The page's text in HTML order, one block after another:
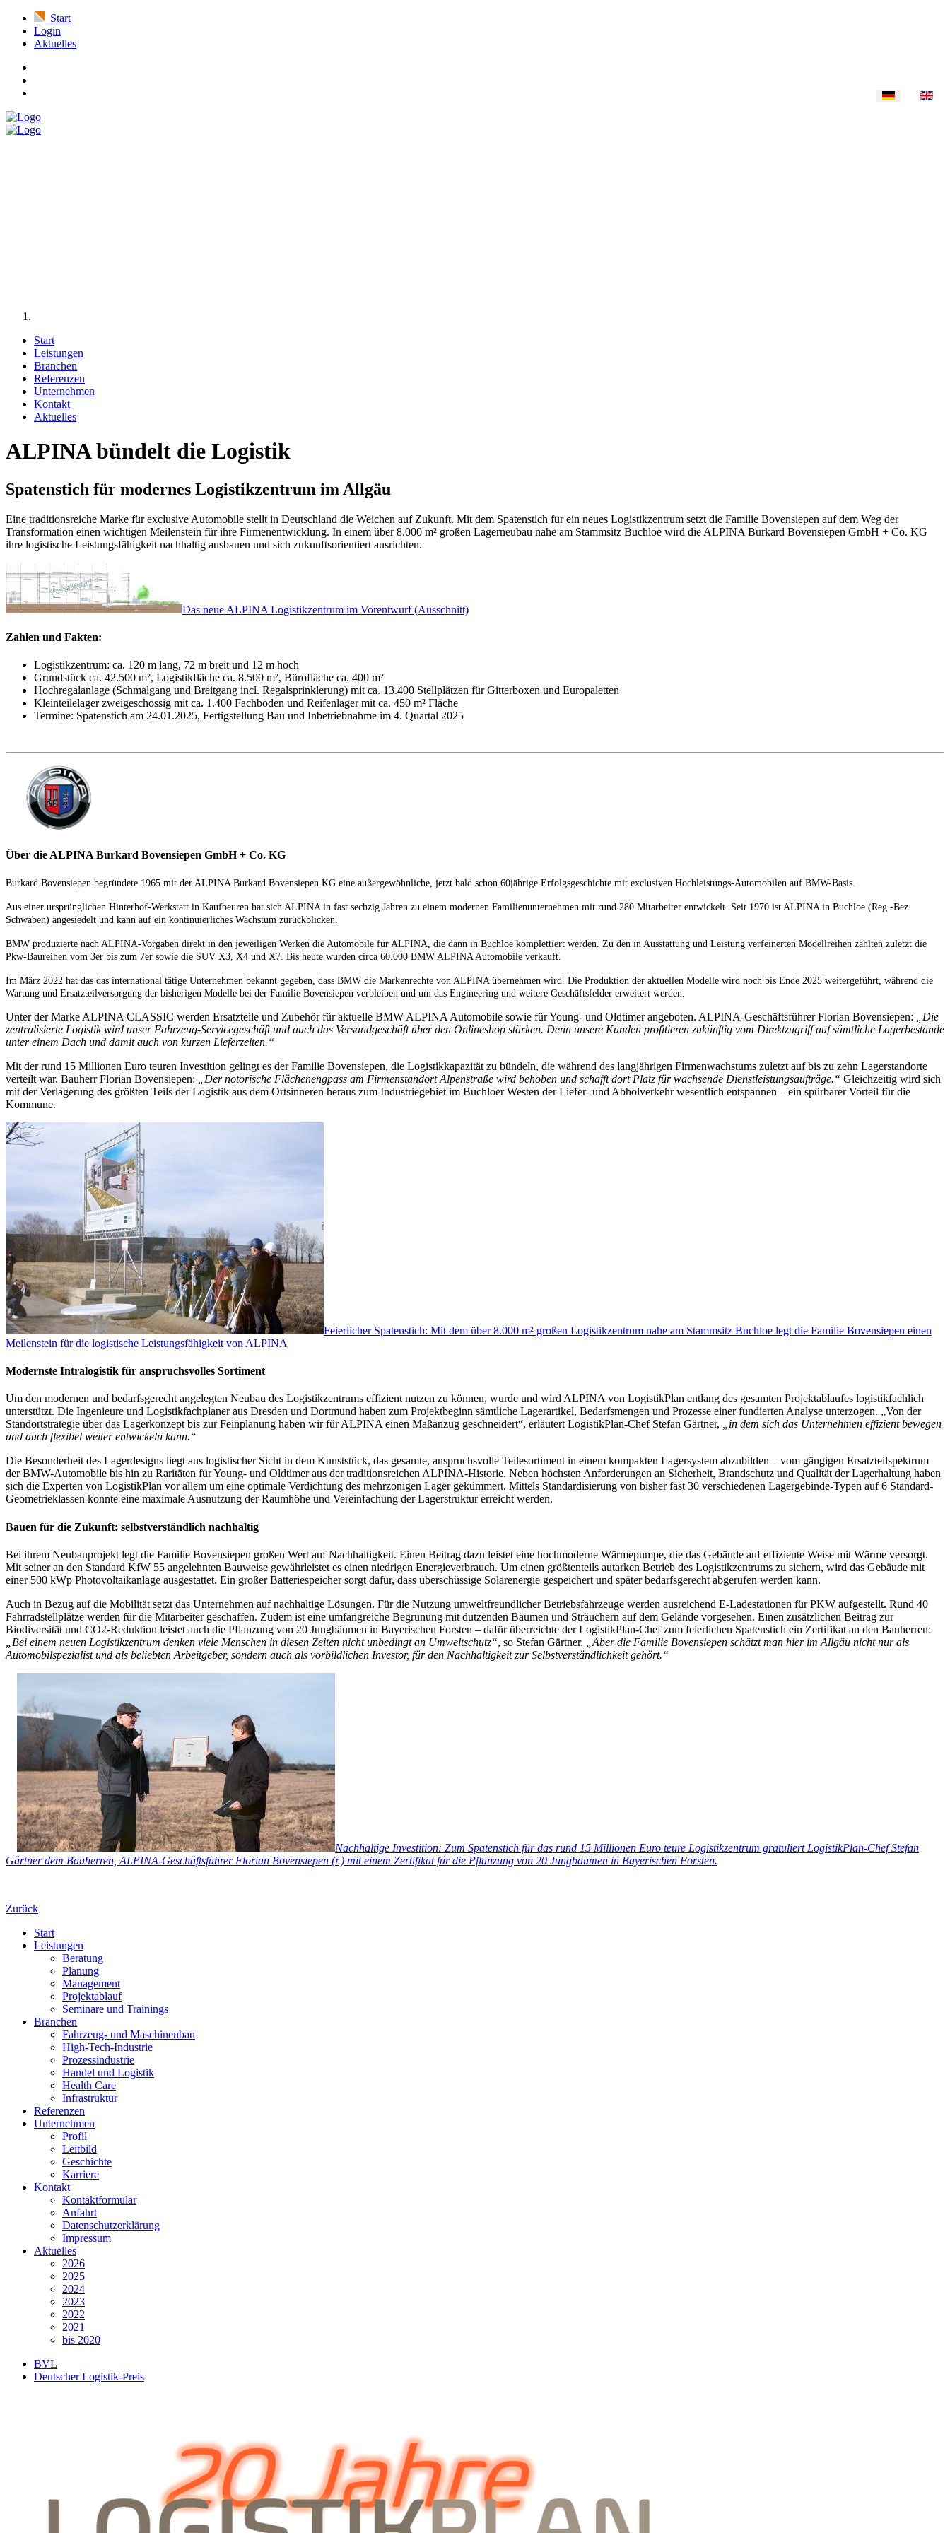
Start
Login
Aktuelles
Start
Leistungen
Branchen
Referenzen
Unternehmen
Kontakt
Aktuelles
​​ALPINA bündelt die Logistik
Spatenstich für modernes Logistikzentrum im Allgäu​
Eine traditionsreiche Marke für exclusive Automobile stellt in Deutschland die Weichen auf Zukunft. Mit dem Spatenstich für ein neues Logistikzentrum setzt die Familie Bovensiepen auf dem Weg der
Transformation einen wichtigen Meilenstein für ihre Firmenentwicklung. In einem über 8.000 m² großen Lagerneubau nahe am Stammsitz Buchloe wird die ALPINA Burkard Bovensiepen GmbH + Co. KG
ihre logistische Leistungsfähigkeit nachhaltig ausbauen und sich zukunftsorientiert ausrichten.
Das neue ALPINA Logistikzentrum im Vorentwurf (Ausschnitt)
Zahlen und Fakten:
Logistikzentrum: ca. 120 m lang, 72 m breit und 12 m hoch
Grundstück ca. 42.500 m², Logistikfläche ca. 8.500 m², Bürofläche ca. 400 m²
Hochregalanlage (Schmalgang und Breitgang incl. Regalsprinklerung) mit ca. 13.400 Stellplätzen für Gitterboxen und Europaletten
Kleinteilelager zweigeschossig mit ca. 1.400 Fachböden und Reifenlager mit ca. 450 m² Fläche
Termine: Spatenstich am 24.01.2025, Fertigstellung Bau und Inbetriebnahme im 4. Quartal 2025
Über die ALPINA Burkard Bovensiepen GmbH + Co. KG
Burkard Bovensiepen begründete 1965 mit der ALPINA Burkard Bovensiepen KG eine außergewöhnliche, jetzt bald schon 60jährige Erfolgsgeschichte mit exclusiven Hochleistungs-Automobilen auf BMW-Basis.
Aus einer ursprünglichen Hinterhof-Werkstatt in Kaufbeuren hat sich ALPINA in fast sechzig Jahren zu einem modernen Familienunternehmen mit rund 280 Mitarbeiter entwickelt. Seit 1970 ist ALPINA in Buchloe (Reg.-Bez.
Schwaben) angesiedelt und kann auf ein kontinuierliches Wachstum zurückblicken.
BMW produzierte nach ALPINA-Vorgaben direkt in den jeweiligen Werken die Automobile für ALPINA, die dann in Buchloe komplettiert werden. Zu den in Ausstattung und Leistung verfeinerten Modellreihen zählten zuletzt die
Pkw-Baureihen vom 3er bis zum 7er sowie die SUV X3, X4 und X7. Bis heute wurden circa 60.000 BMW ALPINA Automobile verkauft.
Im März 2022 hat das das international tätige Unternehmen bekannt gegeben, dass BMW die Markenrechte von ALPINA übernehmen wird. Die Produktion der aktuellen Modelle wird noch bis Ende 2025 weitergeführt, während die
Wartung und Ersatzteilversorgung der bisherigen Modelle bei der Familie Bovensiepen verbleiben und um das Engineering und weitere Geschäftsfelder erweitert werden.
Unter der Marke ALPINA CLASSIC werden Ersatzteile und Zubehör für aktuelle BMW ALPINA Automobile sowie für Young- und Oldtimer angeboten. ALPINA-Geschäftsführer Florian Bovensiepen: „Die
zentralisierte Logistik wird unser Fahrzeug-Servicegeschäft und auch das Versandgeschäft über den Onlineshop stärken. Denn unsere Kunden profitieren zukünftig vom Direktzugriff auf sämtliche Lagerbestände
unter einem Dach und damit auch von kurzen Lieferzeiten.“
Mit der rund 15 Millionen Euro teuren Investition gelingt es der Familie Bovensiepen, die Logistikkapazität zu bündeln, die während des langjährigen Firmenwachstums zuletzt auf bis zu zehn Lagerstandorte
verteilt war. Bauherr Florian Bovensiepen:
„Der notorische Flächenengpass am Firmenstandort Alpenstraße wird behoben und schafft dort Platz für wachsende Dienstleistungsaufträge.“ Gleichzeitig wird sich
mit der Verlagerung des größten Teils der Logistik aus dem Ortsinneren heraus zum Industriegebiet im Buchloer Westen der Liefer- und Abholverkehr wesentlich entspannen – ein spürbarer Vorteil für die
Kommune.
Feierlicher Spatenstich: Mit dem über 8.000 m² großen Logistikzentrum nahe am Stammsitz Buchloe legt die Familie Bovensiepen einen
Meilenstein für die logistische Leistungsfähigkeit von ALPINA
Modernste Intralogistik für anspruchsvolles Sortiment
Um den modernen und bedarfsgerecht angelegten Neubau des Logistikzentrums effizient nutzen zu können, wurde und wird ALPINA von LogistikPlan entlang des gesamten Projektablaufes logistikfachlich
unterstützt. Die Ingenieure und Logistikfachplaner aus Dresden und Dortmund haben zum Projektbeginn sämtliche Lagerartikel, Bedarfsmengen und Prozesse einer fundierten Analyse unterzogen. „Von der
Standortstrategie über das Lagerkonzept bis zur Feinplanung haben wir für ALPINA einen Maßanzug geschneidert“, erläutert LogistikPlan-Chef Stefan Gärtner, „in dem sich das Unternehmen effizient bewegen
und auch flexibel weiter entwickeln kann.“
Die Besonderheit des Lagerdesigns liegt aus logistischer Sicht in dem Kunststück, das gesamte, anspruchsvolle Teilesortiment in einem kompakten Lagersystem abzubilden – vom gängigen Ersatzteilspektrum
der BMW-Automobile bis hin zu Raritäten für Young- und Oldtimer aus der traditionsreichen ALPINA-Historie. Neben höchsten Anforderungen an Sicherheit, Brandschutz und Qualität der Lagerhaltung haben
sich die Experten von LogistikPlan vor allem um eine optimale Verdichtung des mehrzonigen Lager gekümmert. Mittels Standardisierung von bisher fast 30 verschiedenen Lagergebinde-Typen auf 6 Standard-
Geometrieklassen konnte eine maximale Ausnutzung der Raumhöhe und Vereinfachung der Lagerstruktur erreicht werden.
Bauen für die Zukunft: selbstverständlich nachhaltig
Bei ihrem Neubauprojekt legt die Familie Bovensiepen großen Wert auf Nachhaltigkeit. Einen Beitrag dazu leistet eine hochmoderne Wärmepumpe, die das Gebäude auf effiziente Weise mit Wärme versorgt.
Mit seiner an den Standard KfW 55 angelehnten Bauweise gewährleistet es einen niedrigen Energieverbrauch. Um einen größtenteils autarken Betrieb des Logistikzentrums zu sichern, wird das Gebäude mit
einer 500 kWp Photovoltaikanlage ausgestattet. Ein großer Batteriespeicher sorgt dafür, dass überschüssige Solarenergie gespeichert und später bedarfsgerecht abgerufen werden kann.
Auch in Bezug auf die Mobilität setzt das Unternehmen auf nachhaltige Lösungen. Für die Nutzung umweltfreundlicher Betriebsfahrzeuge werden ausreichend E-Ladestationen für PKW aufgestellt. Rund 40
Fahrradstellplätze werden für die Mitarbeiter geschaffen. Zudem ist eine umfangreiche Begrünung mit dutzenden Bäumen und Sträuchern auf dem Gelände vorgesehen. Einen zusätzlichen Beitrag zur
Biodiversität und CO2-Reduktion leistet auch die Pflanzung von 20 Jungbäumen in Bayerischen Forsten – dafür überreichte der LogistikPlan-Chef zum feierlichen Spatenstich ein Zertifikat an den Bauherren:
„Bei einem neuen Logistikzentrum denken viele Menschen in diesen Zeiten nicht unbedingt an Umweltschutz“, so Stefan Gärtner.
„Aber die Familie Bovensiepen schätzt man hier im Allgäu nicht nur als
Automobilspezialist und als beliebten Arbeitgeber, sondern auch als vorbildlichen Investor, für den Nachhaltigkeit zur Selbstverständlichkeit gehört.“
Nachhaltige Investition: Zum Spatenstich für das rund 15 Millionen Euro teure Logistikzentrum gratuliert LogistikPlan-Chef Stefan
Gärtner dem Bauherren, ALPINA-Geschäftsführer Florian Bovensiepen (r.) mit einem Zertifikat für die Pflanzung von 20 Jungbäumen in Bayerischen Forsten.
Zurück
Start
Leistungen
Beratung
Planung
Management
Projektablauf
Seminare und Trainings
Branchen
Fahrzeug- und Maschinenbau
High-Tech-Industrie
Prozessindustrie
Handel und Logistik
Health Care
Infrastruktur
Referenzen
Unternehmen
Profil
Leitbild
Geschichte
Karriere
Kontakt
Kontaktformular
Anfahrt
Datenschutzerklärung
Impressum
Aktuelles
2026
2025
2024
2023
2022
2021
bis 2020
BVL
Deutscher Logistik-Preis